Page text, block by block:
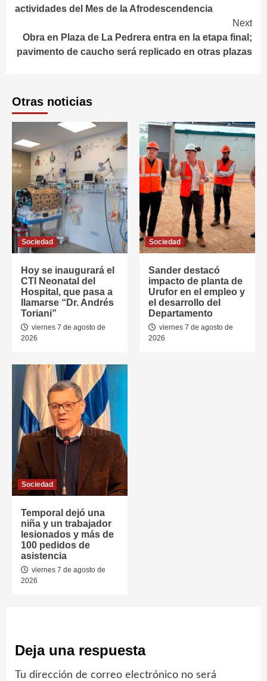
actividades del Mes de la Afrodescendencia
Next
Obra en Plaza de La Pedrera entra en la etapa final;
pavimento de caucho será replicado en otras plazas
Otras noticias
Sociedad
Hoy se inaugurará el
CTI Neonatal del
Hospital, que pasa a
llamarse “Dr. Andrés
Toriani”
viernes 7 de agosto de
2026
Sociedad
Sander destacó
impacto de planta de
Urufor en el empleo y
el desarrollo del
Departamento
viernes 7 de agosto de
2026
Sociedad
Temporal dejó una
niña y un trabajador
lesionados y más de
100 pedidos de
asistencia
viernes 7 de agosto de
2026
Deja una respuesta
Tu dirección de correo electrónico no será